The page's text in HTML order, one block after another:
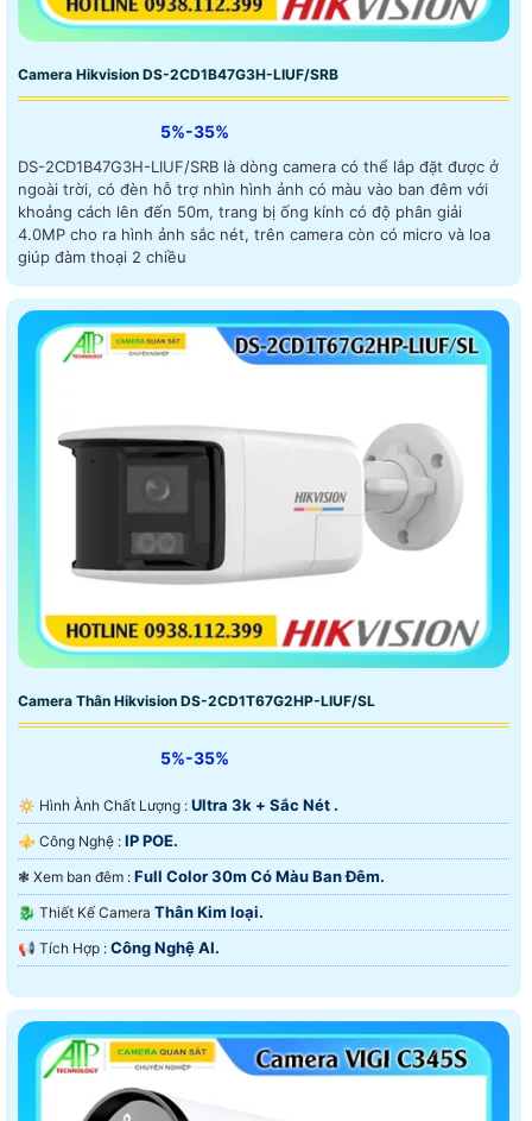
Camera Hikvision DS-2CD1B47G3H-LIUF/SRB
5%-35%
DS-2CD1B47G3H-LIUF/SRB là dòng camera có thể lắp đặt được ở
ngoài trời, có đèn hỗ trợ nhìn hình ảnh có màu vào ban đêm với
khoảng cách lên đến 50m, trang bị ống kính có độ phân giải
4.0MP cho ra hình ảnh sắc nét, trên camera còn có micro và loa
giúp đàm thoại 2 chiều
Camera Thân Hikvision DS-2CD1T67G2HP-LIUF/SL
5%-35%
🔅 Hình Ành Chất Lượng : Ultra 3k + Sắc Nét .
⚜️ Công Nghệ : IP POE.
❃ Xem ban đêm : Full Color 30m Có Màu Ban Ðêm.
🐉️ Thiết Kế Camera Thân Kim loại.
️📢 Tích Hợp : Công Nghệ AI.